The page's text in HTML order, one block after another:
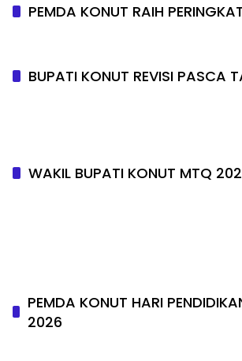
PEMDA KONUT RAIH
BUPATI KONUT REVISI PASCA
WAKIL BUPATI KONUT MTQ
PEMDA KONUT HARI
2026